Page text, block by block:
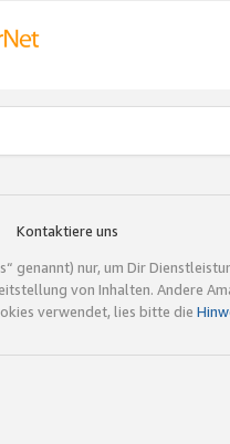
Kontaktiere uns
genannt) nur, um Dir
von Inhalten. Andere
verwendet, lies bitte die